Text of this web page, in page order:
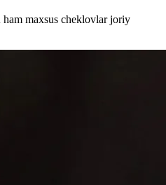
ham maxsus cheklovlar joriy